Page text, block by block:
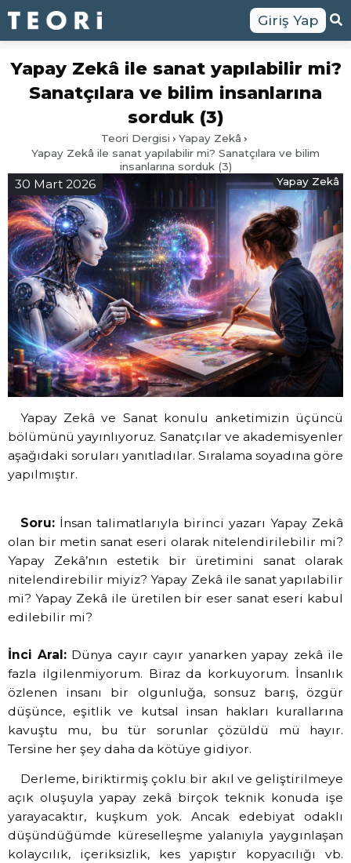
Giriş Yap
Yapay Zekâ ile sanat yapılabilir mi?
Sanatçılara ve bilim insanlarına
sorduk (3)
Teori Dergisi
Yapay Zekâ
Yapay Zekâ ile sanat yapılabilir mi? Sanatçılara ve bilim
insanlarına sorduk (3)
30 Mart 2026 Yapay Zekâ
Yapay Zekâ ve Sanat konulu anketimizin üçüncü
bölümünü yayınlıyoruz. Sanatçılar ve akademisyenler
aşağıdaki soruları yanıtladılar. Sıralama soyadına göre
yapılmıştır.
Soru:İnsan talimatlarıyla birinci yazarı Yapay Zekâ
olan bir metin sanat eseri olarak nitelendirilebilir mi?
Yapay Zekâ’nın estetik bir üretimini sanat olarak
nitelendirebilir miyiz? Yapay Zekâ ile sanat yapılabilir
mi? Yapay Zekâ ile üretilen bir eser sanat eseri kabul
edilebilir mi?
İnci Aral:Dünya cayır cayır yanarken yapay zekâ ile
fazla ilgilenmiyorum. Biraz da korkuyorum. İnsanlık
özlenen insanı bir olgunluğa, sonsuz barış, özgür
düşünce, eşitlik ve kutsal insan hakları kurallarına
kavuştu mu, bu tür sorunlar çözüldü mü hayır.
Tersine her şey daha da kötüye gidiyor.
Derleme, biriktirmiş çoklu bir akıl ve geliştirilmeye
açık oluşuyla yapay zekâ birçok teknik konuda işe
yarayacaktır, kuşkum yok. Ancak edebiyat odaklı
düşündüğümde küreselleşme yalanıyla yaygınlaşan
kolaycılık, içeriksizlik, kes yapıştır kopyacılığı vb.